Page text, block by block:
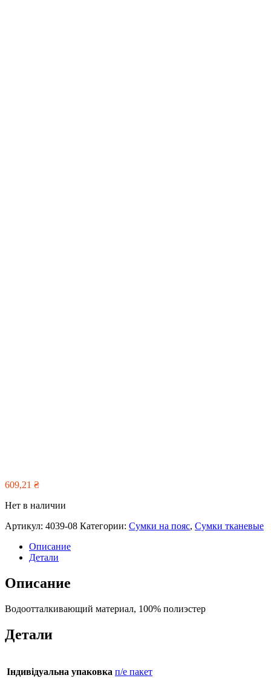
609,21 ₴
Нет в наличии
Артикул: 4039-08 Категории: Сумки на пояс, Сумки тканевые
Описание
Детали
Описание
Водоотталкивающий материал, 100% полиэстер
Детали
Індивідуальна упаковка п/е пакет